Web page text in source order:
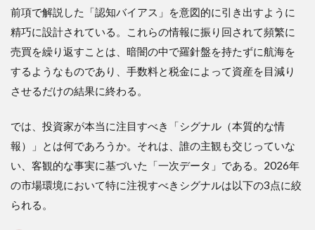
前項で解説した「認知バイアス」を意図的に引き出すように
精巧に設計されている。これらの情報に振り回されて頻繁に
売買を繰り返すことは、暗闇の中で羅針盤を持たずに航海を
するようなものであり、手数料と税金によって資産を目減り
させるだけの結果に終わる。
では、投資家が本当に注目すべき「シグナル（本質的な情
報）」とは何であろうか。それは、誰の主観も交じっていな
い、客観的な事実に基づいた「一次データ」である。2026年
の市場環境において特に注視すべきシグナルは以下の3点に絞
られる。